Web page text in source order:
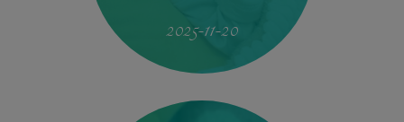
2025-11-20